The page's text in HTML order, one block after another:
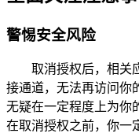
警惕安全风险
取消授权后，相关
接通道，无法再访问你
无疑在一定程度上为你
在取消授权之前，你一